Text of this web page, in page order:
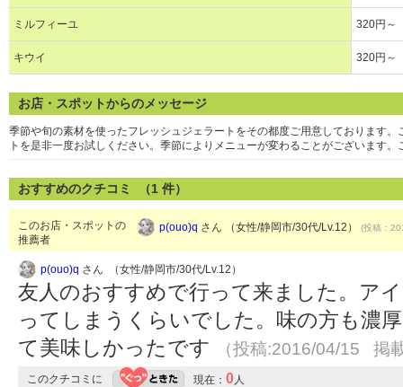
ミルフィーユ 320円～
キウイ 320円～
お店・スポットからのメッセージ
季節や旬の素材を使ったフレッシュジェラートをその都度ご用意しております
トを是非一度お試しください。季節によりメニューが変わることがございます
おすすめのクチコミ （1 件）
このお店・スポットの
推薦者
p(ouo)q さん （女性/静岡市/30代/Lv.12） (投稿：
p(ouo)q さん （女性/静岡市/30代/Lv.12）
友人のおすすめで行って来ました。ア
ってしまうくらいでした。味の方も濃
て美味しかったです
（投稿:2016/04/15 掲
このクチコミに 現在： 0人